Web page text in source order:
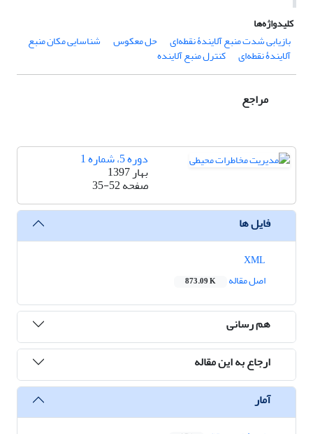
کلیدواژه‌ها
بازیابی شدت منبع آلایندۀ نقطه‌ای
حل معکوس شناسایی مکان منبع
آلایندۀ نقطه‌ای کنترل منبع آلاینده
مراجع
دوره 5، شماره 1
بهار 1397
صفحه35-52
فایل ها
اصل مقاله
873.09 K
هم رسانی
ارجاع به این مقاله
آمار